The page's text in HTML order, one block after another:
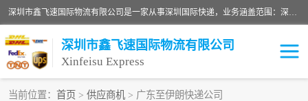
深圳市鑫飞速国际物流有限公司是一家从事深圳国际快递，业务涵盖范围：深圳DHL国际快递、深圳国际快递公司、深圳国际物流公司、深圳国际快递、深圳DHL国际快递电话可拨打全国服务热线：15019287411。欢迎各位亲来人来电到我司洽谈合作。
深圳市鑫飞速国际物流有限公司
Xinfeisu Express
当前位置： 首页 > 供应商机 > 广东至伊朗快递公司